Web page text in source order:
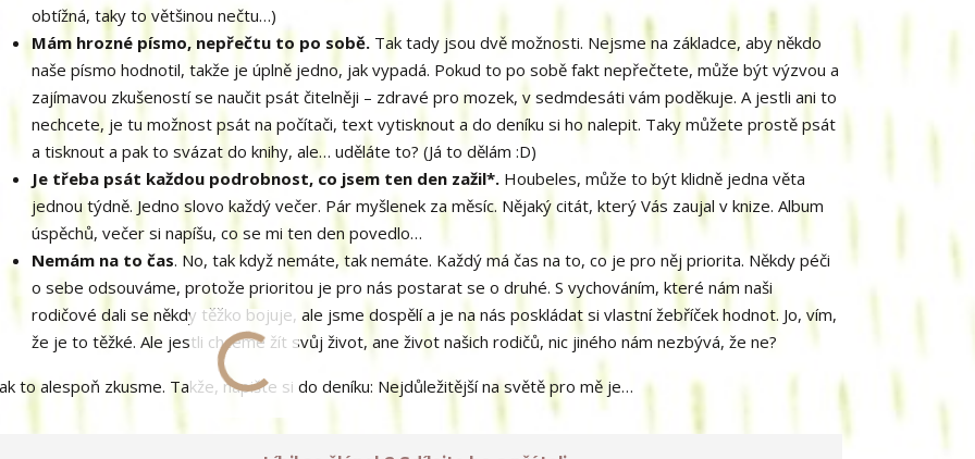
obtížná, taky to většinou nečtu…)
Mám hrozné písmo, nepřečtu to po sobě. Tak tady jsou dvě možnosti. Nejsme na základce, aby někdo
naše písmo hodnotil, takže je úplně jedno, jak vypadá. Pokud to po sobě fakt nepřečtete, může být výzvou a
zajímavou zkušeností se naučit psát čitelněji – zdravé pro mozek, v sedmdesáti vám poděkuje. A jestli ani to
nechcete, je tu možnost psát na počítači, text vytisknout a do deníku si ho nalepit. Taky můžete prostě psát
a tisknout a pak to svázat do knihy, ale… uděláte to? (Já to dělám :D)
Je třeba psát každou podrobnost, co jsem ten den zažil*.Houbeles, může to být klidně jedna věta
jednou týdně. Jedno slovo každý večer. Pár myšlenek za měsíc. Nějaký citát, který Vás zaujal v knize. Album
úspěchů, večer si napíšu, co se mi ten den povedlo…
Nemám na to čas. No, tak když nemáte, tak nemáte. Každý má čas na to, co je pro něj priorita. Někdy péči
o sebe odsouváme, protože prioritou je pro nás postarat se o druhé. S vychováním, které nám naši
rodičové dali se někdy těžko bojuje, ale jsme dospělí a je na nás poskládat si vlastní žebříček hodnot. Jo, vím,
že je to těžké. Ale jestli chceme žít svůj život, ane život našich rodičů, nic jiného nám nezbývá, že ne?
to alespoň zkusme. Takže, napište si do deníku: Nejdůležitější na světě pro mě je…